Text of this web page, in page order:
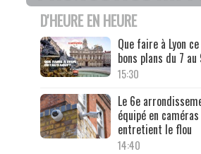
D'HEURE EN HEURE
Que faire à Lyon
bons plans du 7
15:30
Le 6e
équipé en
entretient le flou
14:40